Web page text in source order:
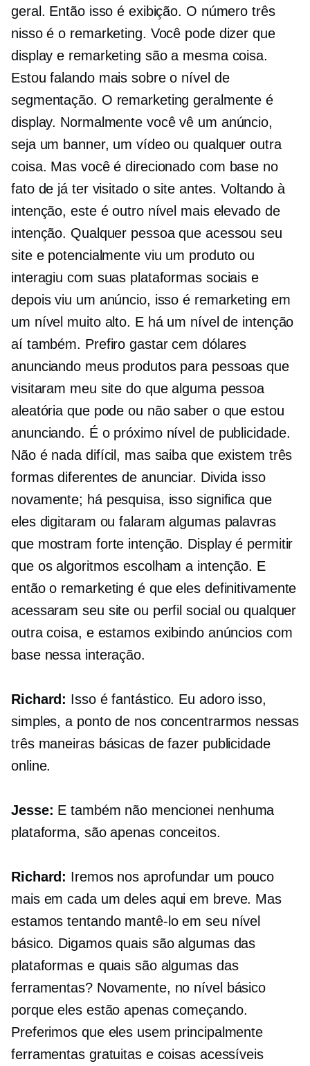
geral. Então isso é exibição. O número três
nisso é o remarketing. Você pode dizer que
display e remarketing são a mesma coisa.
Estou falando mais sobre o nível de
segmentação. O remarketing geralmente é
display. Normalmente você vê um anúncio,
seja um banner, um vídeo ou qualquer outra
coisa. Mas você é direcionado com base no
fato de já ter visitado o site antes. Voltando à
intenção, este é outro nível mais elevado de
intenção. Qualquer pessoa que acessou seu
site e potencialmente viu um produto ou
interagiu com suas plataformas sociais e
depois viu um anúncio, isso é remarketing em
um nível muito alto. E há um nível de intenção
aí também. Prefiro gastar cem dólares
anunciando meus produtos para pessoas que
visitaram meu site do que alguma pessoa
aleatória que pode ou não saber o que estou
anunciando. É o próximo nível de publicidade.
Não é nada difícil, mas saiba que existem três
formas diferentes de anunciar. Divida isso
novamente; há pesquisa, isso significa que
eles digitaram ou falaram algumas palavras
que mostram forte intenção. Display é permitir
que os algoritmos escolham a intenção. E
então o remarketing é que eles definitivamente
acessaram seu site ou perfil social ou qualquer
outra coisa, e estamos exibindo anúncios com
base nessa interação.
Richard: Isso é fantástico. Eu adoro isso,
simples, a ponto de nos concentrarmos nessas
três maneiras básicas de fazer publicidade
online.
Jesse: E também não mencionei nenhuma
plataforma, são apenas conceitos.
Richard: Iremos nos aprofundar um pouco
mais em cada um deles aqui em breve. Mas
estamos tentando mantê-lo em seu nível
básico. Digamos quais são algumas das
plataformas e quais são algumas das
ferramentas? Novamente, no nível básico
porque eles estão apenas começando.
Preferimos que eles usem principalmente
ferramentas gratuitas e coisas acessíveis